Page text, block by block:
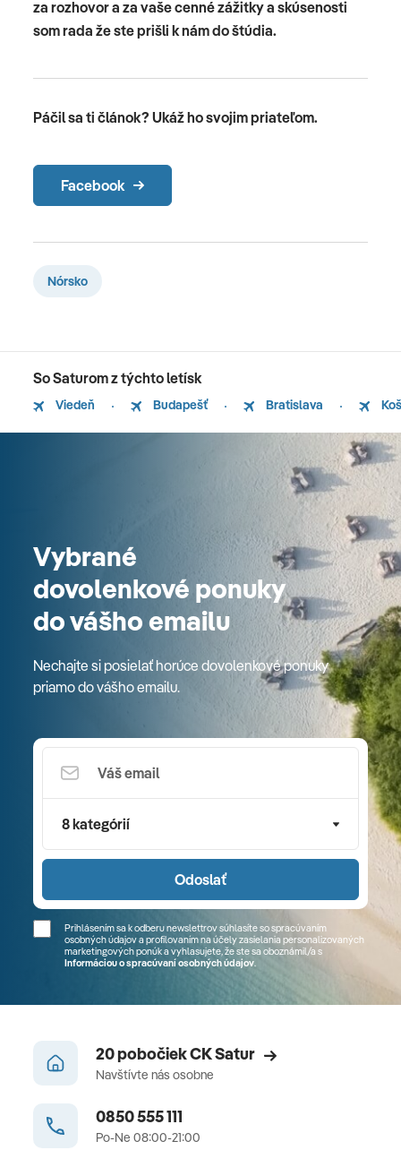
za rozhovor a za vaše cenné zážitky a skúsenosti
som rada že ste prišli k nám do štúdia.
Páčil sa ti článok? Ukáž ho svojim priateľom.
Facebook
Nórsko
So Saturom z týchto letísk
Viedeň Budapešť Bratislava
Vybrané
dovolenkové ponuky
do vášho emailu
Nechajte si posielať horúce dovolenkové ponuky
priamo do vášho emailu.
8 kategórií
Odoslať
Prihlásením sa k odberu newslettrov súhlasíte so spracúvaním
osobných údajov a profilovaním na účely zasielania personalizovaných
marketingových ponúk a vyhlasujete, že ste sa oboznámil/a s
Informáciou o spracúvaní osobných údajov.
20 pobočiek CK Satur
Navštívte nás osobne
0850 555 111
Po-Ne 08:00-21:00